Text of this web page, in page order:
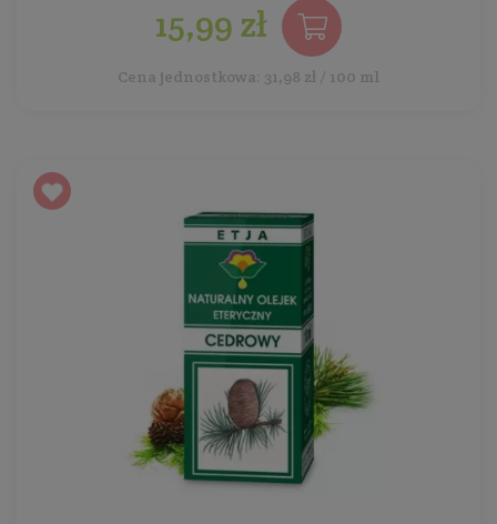
15,99 zł
Cena jednostkowa: 31,98 zł / 100 ml